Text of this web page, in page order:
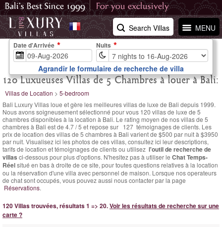
MENU
Search Villas
120 Luxueuses Villas de 5 Chambres à louer à Bali:
Villas de Location > 5-bedroom
Bali Luxury Villas loue et gère les meilleures villas de luxe de Bali depuis 1999.
Nous avons soigneusement sélectionné pour vous 120 villas de luxe de 5
chambres disponibles à la location à Bali. Le rating moyen de nos villas de 5
chambres à Bali est de 4.7/5 et repose sur 127 témoignages de clients. Les
prix de location des villas de 5 chambres à Bali varientde $500 par nuità $3950
par nuit. Visualisez ici les photos de ces villas, consultez ici leur descriptions,
tarifs de location et témoignages de clients ou utilisez l'outil de recherche de
villas ci-dessous pour plus d'options. N'hesitez pas à utiliser le Chat Temps-
Réelsitué en bas à droite de ce site, pour toutes questions relatives à la location
ou la réservation d'une villa avec personnel de maison. Lorsque nos operateurs
de chat sont occupés, vous pouvez aussi nous contacter par la page
Réservations.
120 Villas trouvées, résultats 1 => 20.Voir les résultats de recherche sur une
carte ?
Date d'Arrivée Nuits
Agrandir le formulaire de recherche de villa